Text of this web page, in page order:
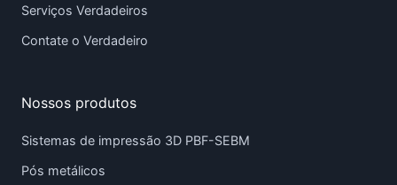
Serviços Verdadeiros
Contate o Verdadeiro
Nossos produtos
Sistemas de impressão 3D PBF-SEBM
Pós metálicos